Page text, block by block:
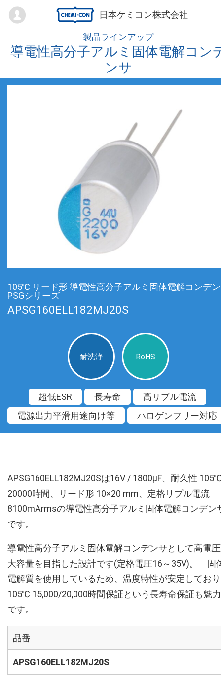
日本ケミコン株式会社
Mypage
製品ラインアップ
導電性高分子アルミ固体電解コン
ンサ
105℃ リード形 導電性高分子アルミ固体電解コンデ
PSGシリーズ
APSG160ELL182MJ20S
耐洗浄 RoHS
超低ESR 長寿命
高リプル電流
電源出力平滑用途向け等
ハロゲンフリー対応
APSG160ELL182MJ20Sは16V / 1800µF、耐久性
20000時間、リード形 10×20 mm、定格リプル電流
8100mArmsの導電性高分子アルミ固体電解コンデン
です。
導電性高分子アルミ固体電解コンデンサとして高電
大容量を目指した設計です(定格電圧16～35V)。 固
電解質を使用しているため、温度特性が安定してお
105℃ 15,000/20,000時間保証という長寿命保証も魅力
です。
品番
APSG160ELL182MJ20S